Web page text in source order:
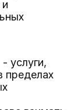
услуги,
пределах